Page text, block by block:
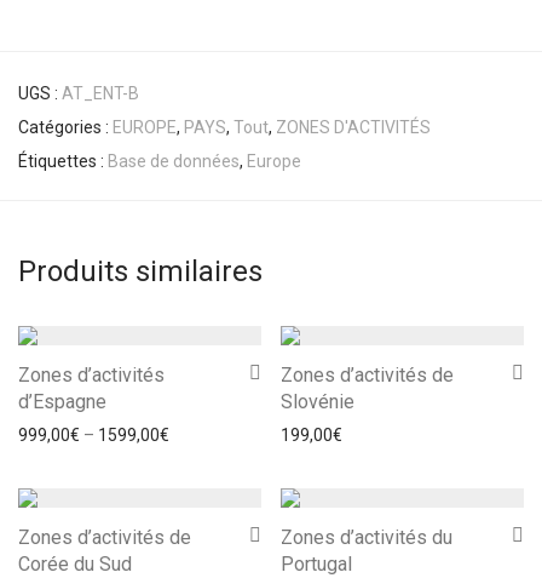
UGS : AT_ENT-B
Catégories : EUROPE, PAYS, Tout, ZONES D'ACTIVITÉS
Étiquettes : Base de données, Europe
Produits similaires
Zones d’activités
d’Espagne
999,00€ – 1599,00€
Zones d’activités de
Slovénie
199,00€
Zones d’activités de
Corée du Sud
Zones d’activités du
Portugal